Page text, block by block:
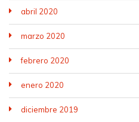
abril 2020
marzo 2020
febrero 2020
enero 2020
diciembre 2019